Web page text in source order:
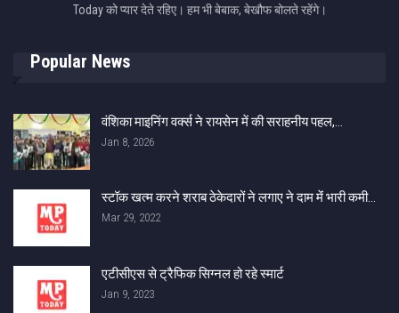
Today को प्यार देते रहिए। हम भी बेबाक, बेखौफ बोलते रहेंगे।
Popular News
वंशिका माइनिंग वर्क्स ने रायसेन में की सराहनीय पहल,…
Jan 8, 2026
स्टॉक खत्म करने शराब ठेकेदारों ने लगाए ने दाम मेंं भारी कमी…
Mar 29, 2022
एटीसीएस से ट्रैफिक सिग्नल हो रहे स्मार्ट
Jan 9, 2023